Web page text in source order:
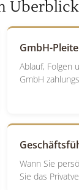
Überblick
GmbH-
Ablauf, Folgen
GmbH
Wann Sie
Sie das